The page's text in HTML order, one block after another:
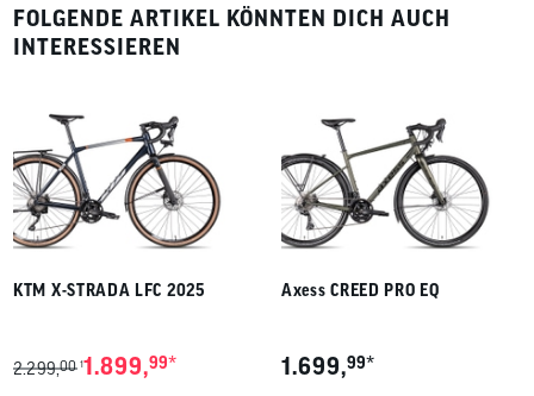
FOLGENDE ARTIKEL KÖNNTEN DICH AUCH
INTERESSIEREN
KTM X-STRADA LFC 2025
2.299,00 11.899,99*
Axess CREED PRO EQ
1.699,99*